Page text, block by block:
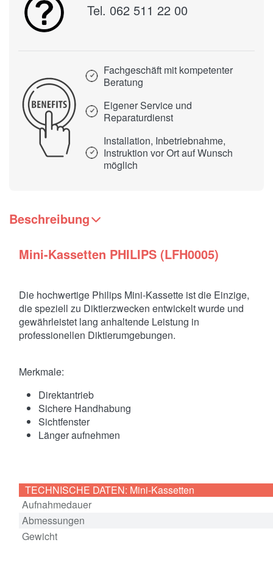
Tel. 062 511 22 00
Fachgeschäft mit kompetenter
Beratung
Eigener Service und
Reparaturdienst
Installation, Inbetriebnahme,
Instruktion vor Ort auf Wunsch
möglich
Beschreibung
Mini-Kassetten PHILIPS (LFH0005)
Die hochwertige Philips Mini-Kassette ist die Einzige,
die speziell zu Diktierzwecken entwickelt wurde und
gewährleistet lang anhaltende Leistung in
professionellen Diktierumgebungen.
Merkmale:
Direktantrieb
Sichere Handhabung
Sichtfenster
Länger aufnehmen
TECHNISCHE DATEN: Mini-Kassetten
Aufnahmedauer
Abmessungen
Gewicht